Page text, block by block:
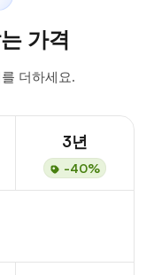
가격
더하세요.
3년
-40%